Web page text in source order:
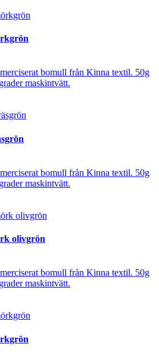
bomull från Kinna textil. 50g
maskintvätt.
bomull från Kinna textil. 50g
maskintvätt.
olivgrön
bomull från Kinna textil. 50g
maskintvätt.